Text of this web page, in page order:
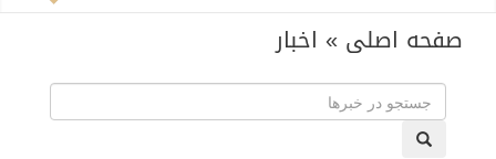
صفحه اصلی » اخبار